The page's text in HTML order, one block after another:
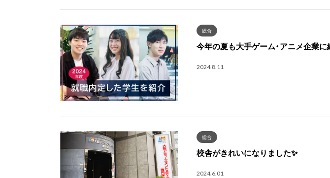
総合
今年の夏も大手ゲーム・アニメ企業に
2024.8.11
総合
校舎がきれいになりました✨
2024.6.01